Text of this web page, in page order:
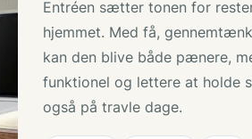
Entréen sætter tonen for
hjemmet. Med få,
kan den blive både pænere,
funktionel og lettere at holde
også på travle dage.